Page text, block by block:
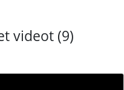
videot (9)